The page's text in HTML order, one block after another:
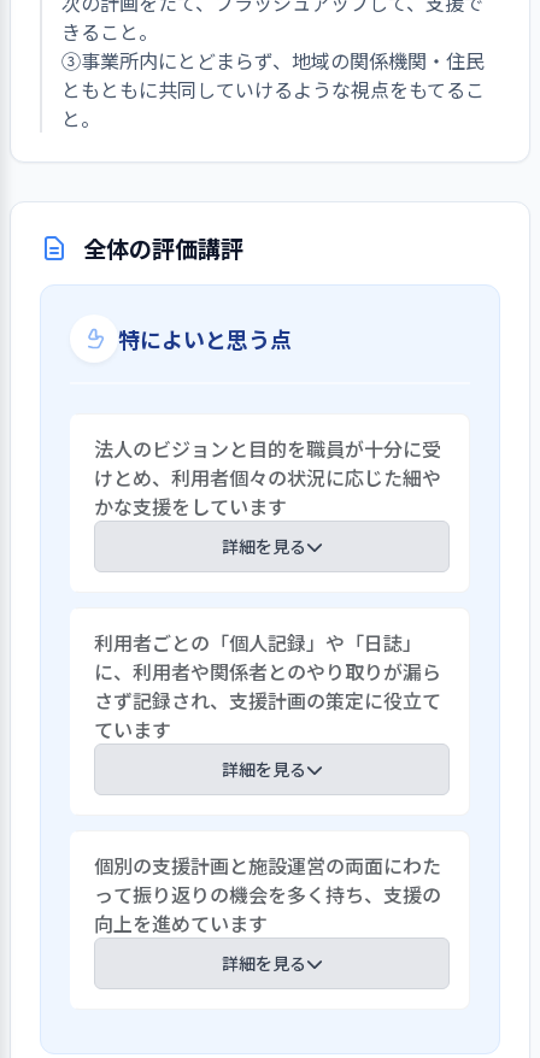
きること。
③事業所内にとどまらず、地域の関係機関・住民
ともともに共同していけるような視点をもてるこ
と。
全体の評価講評
特によいと思う点
法人のビジョンと目的を職員が十分に受
けとめ、利用者個々の状況に応じた細や
かな支援をしています
詳細を見る
の5大理念として、「安心して自分らしく
居られる場所」と「支え合う仲間と出会
える場所」等を示しています。これらは、
利用者に向けられたとともに、職員相互
にも向けられた理念として、随所で強調さ
れていました。利用者も職員も、個人の
う姿がありました。利用者の感情のひだ
を細やかに受けとめています。利用者と職
員の間に相互関係があって、その結果とし
て、利用者が個々の役割をしっかりと果た
していこうという態度が生まれていると
理解できます。
利用者ごとの「個人記録」や「日誌」
に、利用者や関係者とのやり取りが漏ら
さず記録され、支援計画の策定に役立て
ています
詳細を見る
員・関係機関などとのやり取りが、細大
漏らさず記録されています。入所決定に至
る期間での、利用者本人、保健師、病院
医師、ソーシャルワーカー、家族、行政
担当者などさまざまな関係者との意見交
施設職員の意向・意見も尊重している様
個別の支援計画と施設運営の両面にわた
って振り返りの機会を多く持ち、支援の
向上を進めています
詳細を見る